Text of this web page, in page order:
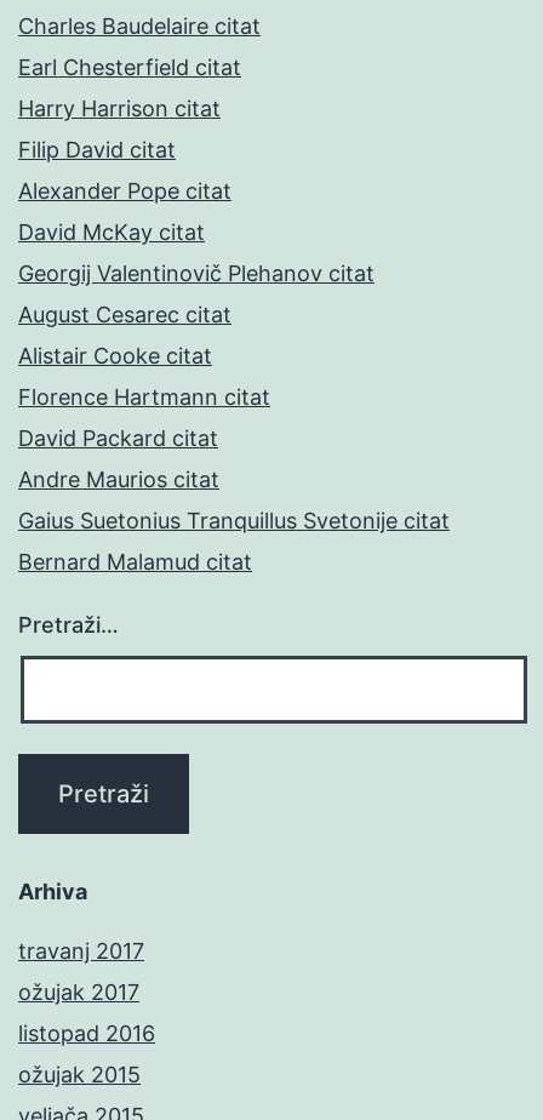
Charles Baudelaire citat
Earl Chesterfield citat
Harry Harrison citat
Filip David citat
Alexander Pope citat
David McKay citat
Georgij Valentinovič Plehanov citat
August Cesarec citat
Alistair Cooke citat
Florence Hartmann citat
David Packard citat
Andre Maurios citat
Gaius Suetonius Tranquillus Svetonije citat
Bernard Malamud citat
Pretraži…
Arhiva
travanj 2017
ožujak 2017
listopad 2016
ožujak 2015